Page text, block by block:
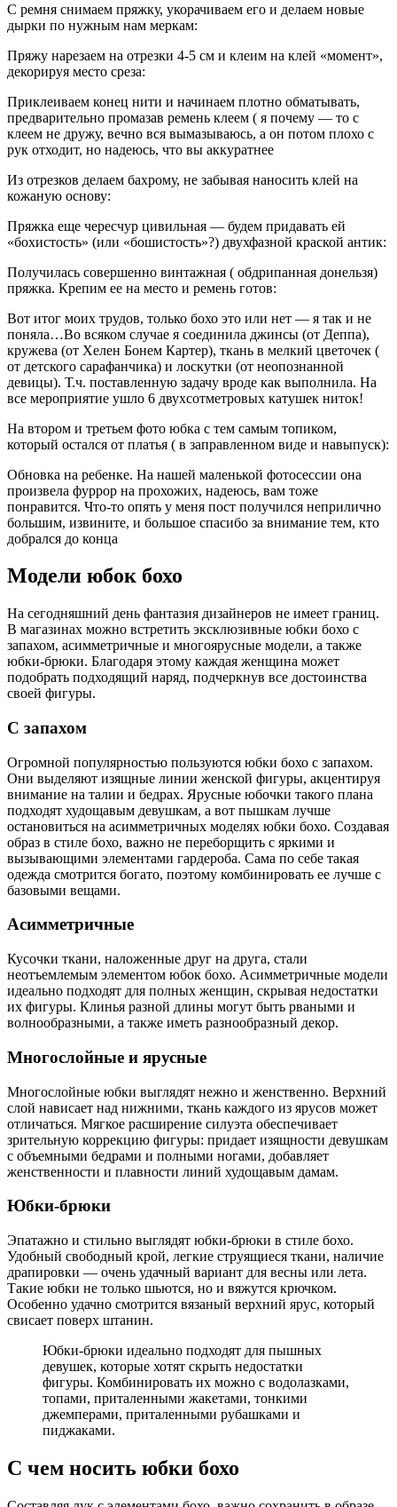
С ремня снимаем пряжку, укорачиваем его и делаем новые
дырки по нужным нам меркам:
Пряжу нарезаем на отрезки 4-5 см и клеим на клей «момент»,
декорируя место среза:
Приклеиваем конец нити и начинаем плотно обматывать,
предварительно промазав ремень клеем ( я почему — то с
клеем не дружу, вечно вся вымазываюсь, а он потом плохо с
рук отходит, но надеюсь, что вы аккуратнее
Из отрезков делаем бахрому, не забывая наносить клей на
кожаную основу:
Пряжка еще чересчур цивильная — будем придавать ей
«бохистость» (или «бошистость»?) двухфазной краской антик:
Получилась совершенно винтажная ( обдрипанная донельзя)
пряжка. Крепим ее на место и ремень готов:
Вот итог моих трудов, только бохо это или нет — я так и не
поняла…Во всяком случае я соединила джинсы (от Деппа),
кружева (от Хелен Бонем Картер), ткань в мелкий цветочек (
от детского сарафанчика) и лоскутки (от неопознанной
девицы). Т.ч. поставленную задачу вроде как выполнила. На
все мероприятие ушло 6 двухсотметровых катушек ниток!
На втором и третьем фото юбка с тем самым топиком,
который остался от платья ( в заправленном виде и навыпуск):
Обновка на ребенке. На нашей маленькой фотосессии она
произвела фуррор на прохожих, надеюсь, вам тоже
понравится. Что-то опять у меня пост получился неприлично
большим, извините, и большое спасибо за внимание тем, кто
добрался до конца
Модели юбок бохо
На сегодняшний день фантазия дизайнеров не имеет границ.
В магазинах можно встретить эксклюзивные юбки бохо с
запахом, асимметричные и многоярусные модели, а также
юбки-брюки. Благодаря этому каждая женщина может
подобрать подходящий наряд, подчеркнув все достоинства
своей фигуры.
С запахом
Огромной популярностью пользуются юбки бохо с запахом.
Они выделяют изящные линии женской фигуры, акцентируя
внимание на талии и бедрах. Ярусные юбочки такого плана
подходят худощавым девушкам, а вот пышкам лучше
остановиться на асимметричных моделях юбки бохо. Создавая
образ в стиле бохо, важно не переборщить с яркими и
вызывающими элементами гардероба. Сама по себе такая
одежда смотрится богато, поэтому комбинировать ее лучше с
базовыми вещами.
Асимметричные
Кусочки ткани, наложенные друг на друга, стали
неотъемлемым элементом юбок бохо. Асимметричные модели
идеально подходят для полных женщин, скрывая недостатки
их фигуры. Клинья разной длины могут быть рваными и
волнообразными, а также иметь разнообразный декор.
Многослойные и ярусные
Многослойные юбки выглядят нежно и женственно. Верхний
слой нависает над нижними, ткань каждого из ярусов может
отличаться. Мягкое расширение силуэта обеспечивает
зрительную коррекцию фигуры: придает изящности девушкам
с объемными бедрами и полными ногами, добавляет
женственности и плавности линий худощавым дамам.
Юбки-брюки
Эпатажно и стильно выглядят юбки-брюки в стиле бохо.
Удобный свободный крой, легкие струящиеся ткани, наличие
драпировки — очень удачный вариант для весны или лета.
Такие юбки не только шьются, но и вяжутся крючком.
Особенно удачно смотрится вязаный верхний ярус, который
свисает поверх штанин.
Юбки-брюки идеально подходят для пышных
девушек, которые хотят скрыть недостатки
фигуры. Комбинировать их можно с водолазками,
топами, приталенными жакетами, тонкими
джемперами, приталенными рубашками и
пиджаками.
С чем носить юбки бохо